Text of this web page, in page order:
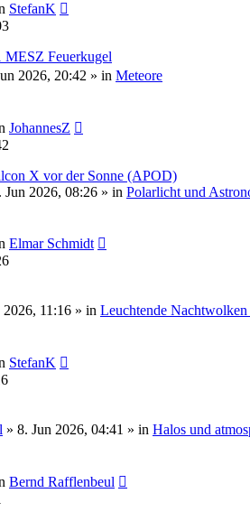
StefanK
MESZ Feuerkugel
2026, 20:42 » in Meteore
JohannesZ
X vor der Sonne (APOD)
Jun 2026, 08:26 » in Polarlicht und
Elmar Schmidt
2026, 11:16 » in Leuchtende
StefanK
» 8. Jun 2026, 04:41 » in Halos und
Bernd Rafflenbeul